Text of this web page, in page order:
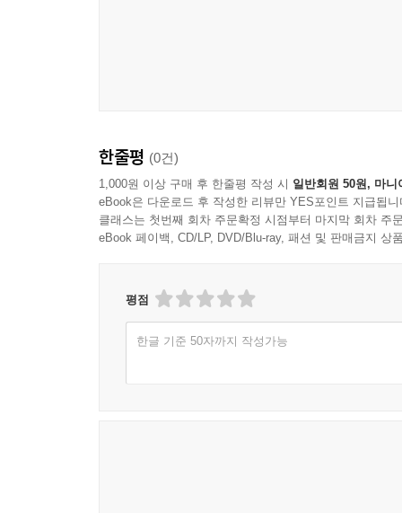
한줄평 (0건)
1,000원 이상 구매 후 한줄평 작성 시 일반회원 50원, 마니
eBook은 다운로드 후 작성한 리뷰만 YES포인트 지급됩니
클래스는 첫번째 회차 주문확정 시점부터 마지막 회차 주
eBook 페이백, CD/LP, DVD/Blu-ray, 패션 및 판매금지 상
평점
한글 기준 50자까지 작성가능